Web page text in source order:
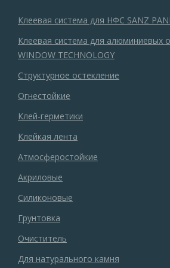
Клеевая система для НФС SANZ
Клеевая система для алюминиевых
WINDOW TECHNOLOGY
Структурное остекление
Огнестойкие
Клей-герметики
Клейкая лента
Атмосферостойкие
Акриловые
Силиконовые
Грунтовка
Очиститель
Для натурального камня